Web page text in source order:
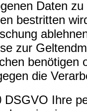
Daten
bestritten
zur
benötigen
die
DSGVO Ihre